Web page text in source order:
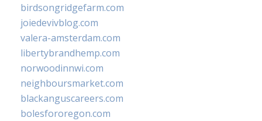
birdsongridgefarm.com
joiedevivblog.com
valera-amsterdam.com
libertybrandhemp.com
norwoodinnwi.com
neighboursmarket.com
blackanguscareers.com
bolesfororegon.com